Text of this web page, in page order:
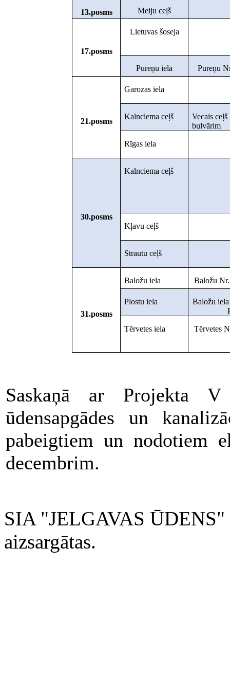
13.posms Meiju ceļš
17.posms
Lietuvas šoseja
Pureņu iela Pureņu
21.posms
Garozas iela
Kalnciema ceļš
Vecais
bulvārim
Rīgas iela
30.posms
Kalnciema ceļš
Kļavu ceļš
Strautu ceļš
31.posms
Baložu iela Baložu
Plostu iela
Baložu
Tērvetes iela Tērvetes
Saskaņā ar Projekta
ūdensapgādes un
pabeigtiem un nodotiem
decembrim.
SIA "JELGAVAS ŪDENS"
aizsargātas.